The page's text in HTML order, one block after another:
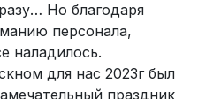
Но благодаря
персонала,
наладилось.
для нас 2023г был
праздник